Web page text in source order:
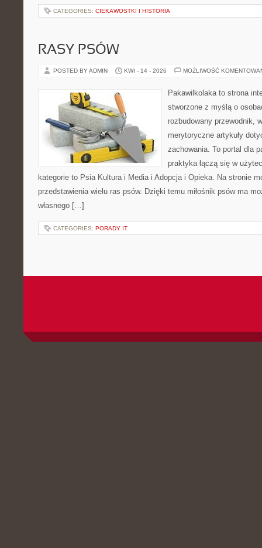
CATEGORIES: CIEKAWOSTKI I HISTORIA
RASY PSÓW
POSTED BY ADMIN KWI - 14 - 2026 MOŻLIWOŚĆ
Pakawilkolaka to strona
stworzone z myślą o
rozbudowany przewodnik,
merytoryczne artykuły
zachowania. To portal dla
praktyka łączą się w
kategorie to Psia Kultura i Media i Adopcja i Opieka. Na stronie
przedstawienia wielu ras psów. Dzięki temu miłośnik psów ma
własnego […]
CATEGORIES: PORADY IT